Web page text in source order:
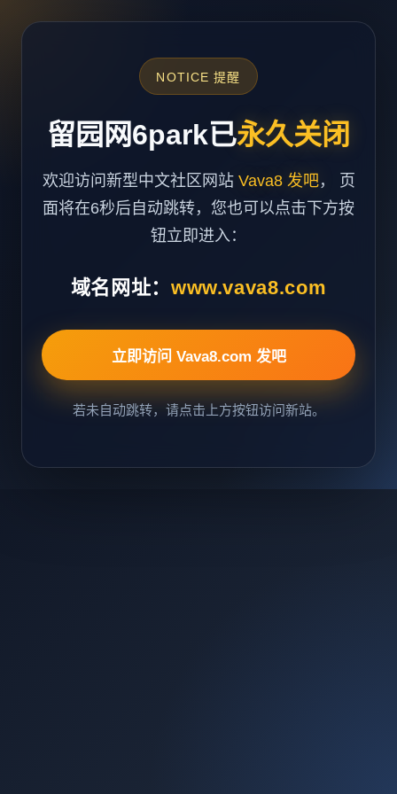
NOTICE 提醒
留园网6park已永久关闭
欢迎访问新型中文社区网站 Vava8 发吧， 页
面将在6秒后自动跳转，您也可以点击下方按
钮立即进入：
域名网址： www.vava8.com
立即访问 Vava8.com 发吧
若未自动跳转，请点击上方按钮访问新站。